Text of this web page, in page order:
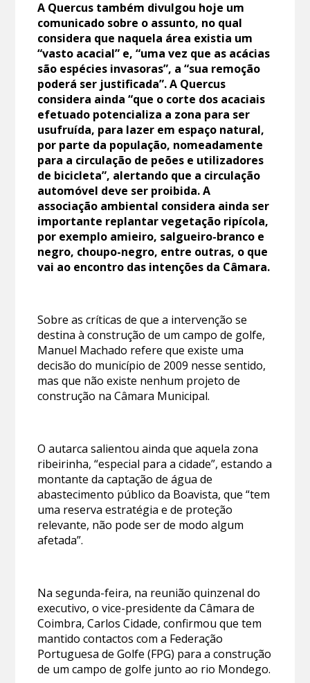
A Quercus também divulgou hoje um
comunicado sobre o assunto, no qual
considera que naquela área existia um
“vasto acacial” e, “uma vez que as acácias
são espécies invasoras”, a “sua remoção
poderá ser justificada”.A Quercus
considera ainda “que o corte dos acaciais
efetuado potencializa a zona para ser
usufruída, para lazer em espaço natural,
por parte da população, nomeadamente
para a circulação de peões e utilizadores
de bicicleta”, alertando que a circulação
automóvel deve ser proibida.A
associação ambiental considera ainda ser
importante replantar vegetação ripícola,
por exemplo amieiro, salgueiro-branco e
negro, choupo-negro, entre outras, o que
vai ao encontro das intenções da Câmara.
Sobre as críticas de que a intervenção se
destina à construção de um campo de golfe,
Manuel Machado refere que existe uma
decisão do município de 2009 nesse sentido,
mas que não existe nenhum projeto de
construção na Câmara Municipal.
O autarca salientou ainda que aquela zona
ribeirinha, “especial para a cidade”, estando a
montante da captação de água de
abastecimento público da Boavista, que “tem
uma reserva estratégia e de proteção
relevante, não pode ser de modo algum
afetada”.
Na segunda-feira, na reunião quinzenal do
executivo, o vice-presidente da Câmara de
Coimbra, Carlos Cidade, confirmou que tem
mantido contactos com a Federação
Portuguesa de Golfe (FPG) para a construção
de um campo de golfe junto ao rio Mondego.